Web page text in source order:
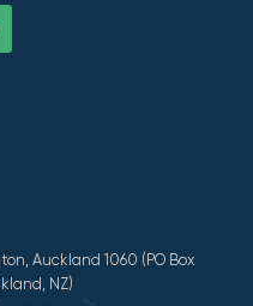
Auckland 1060 (PO Box
NZ)